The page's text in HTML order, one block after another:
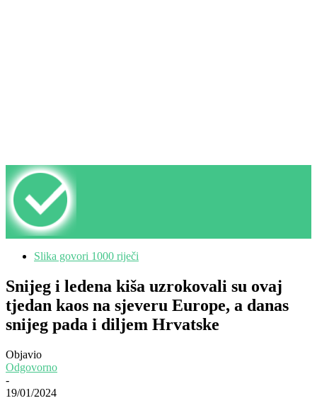
Slika govori 1000 riječi
Snijeg i ledena kiša uzrokovali su ovaj
tjedan kaos na sjeveru Europe, a danas
snijeg pada i diljem Hrvatske
Objavio
Odgovorno
-
19/01/2024